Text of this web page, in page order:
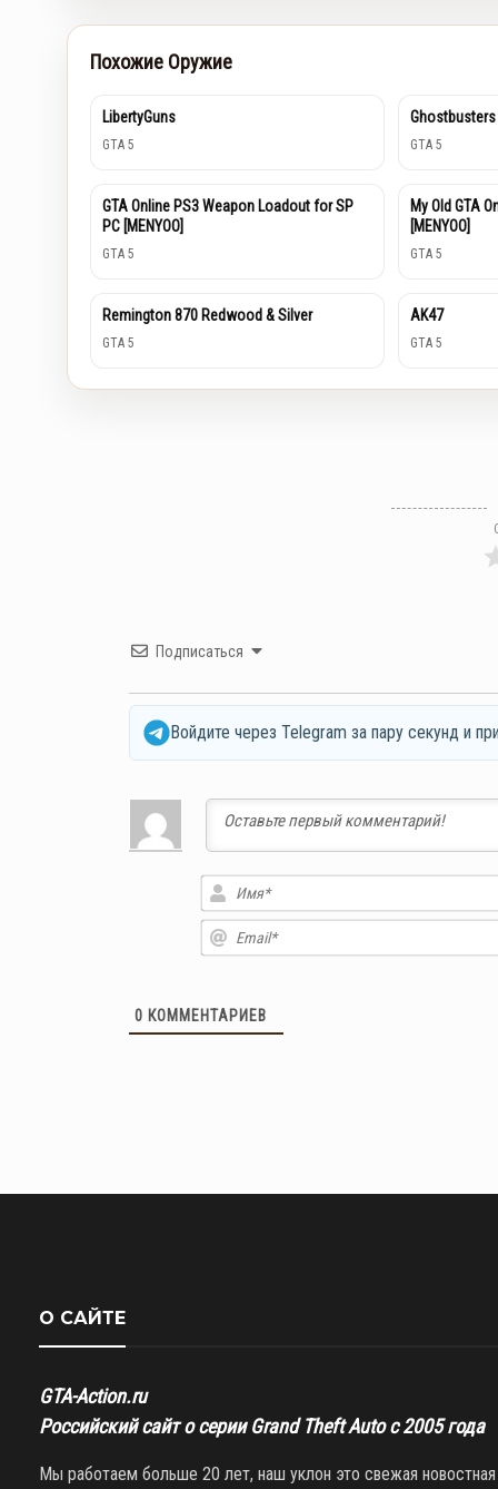
Похожие Оружие
LibertyGuns
GTA 5
Ghostbusters
GTA 5
GTA Online PS3 Weapon Loadout for SP
PC [MENYOO]
GTA 5
My Old GTA
[MENYOO]
GTA 5
Remington 870 Redwood & Silver
GTA 5
AK47
GTA 5
Подписаться
Войдите через Telegram за пару секунд и
0 КОММЕНТАРИЕВ
О САЙТЕ
GTA-Action.ru
Российский сайт о серии Grand Theft Auto с 2005 года
Мы работаем больше 20 лет, наш уклон это свежая новостная